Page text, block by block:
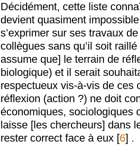
Décidément, cette liste
devient quasiment
s’exprimer sur ses travaux
collègues sans qu’il soit
assume que] le terrain de
biologique) et il serait
respectueux vis-à-vis de
réflexion (action ?) ne doit
économiques,
laisse [les chercheurs] dans
rester correct face à eux [6] .